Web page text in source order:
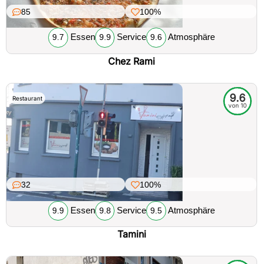
85 100%
9.7 Essen 9.9 Service 9.6 Atmosphäre
Chez Rami
Restaurant 9.6
von 10
32 100%
9.9 Essen 9.8 Service 9.5 Atmosphäre
Tamini